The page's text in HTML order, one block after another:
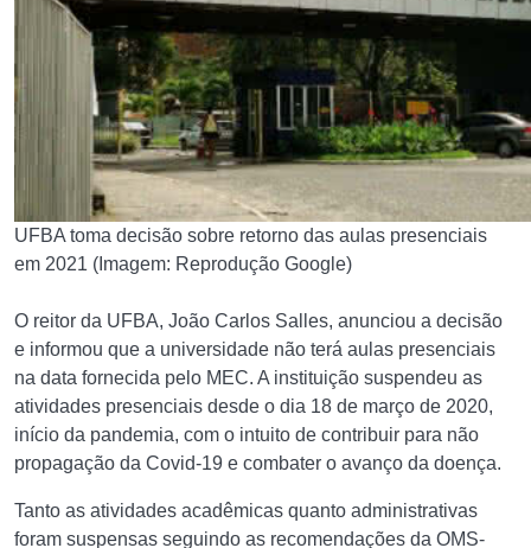
UFBA toma decisão sobre retorno das aulas presenciais
em 2021 (Imagem: Reprodução Google)
O reitor da UFBA, João Carlos Salles, anunciou a decisão
e informou que a universidade não terá aulas presenciais
na data fornecida pelo MEC. A instituição suspendeu as
atividades presenciais desde o dia 18 de março de 2020,
início da pandemia, com o intuito de contribuir para não
propagação da Covid-19 e combater o avanço da doença.
Tanto as atividades acadêmicas quanto administrativas
foram suspensas seguindo as recomendações da OMS-